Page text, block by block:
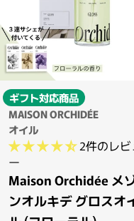
ギフト対応商品
MAISON ORCHIDÉE
オイル
2件のレビ
ー
Maison Orchidée メ
ンオルキデ グロスオ